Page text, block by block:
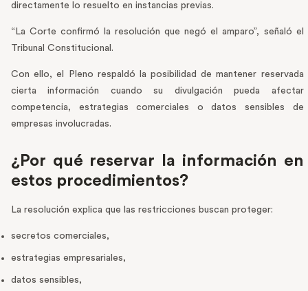
directamente lo resuelto en instancias previas.
“La Corte confirmó la resolución que negó el amparo”, señaló el
Tribunal Constitucional.
Con ello, el Pleno respaldó la posibilidad de mantener reservada
cierta información cuando su divulgación pueda afectar
competencia, estrategias comerciales o datos sensibles de
empresas involucradas.
¿Por qué reservar la información en
estos procedimientos?
La resolución explica que las restricciones buscan proteger:
secretos comerciales,
estrategias empresariales,
datos sensibles,